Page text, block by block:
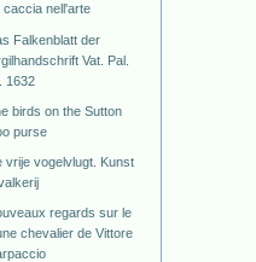
caccia nell'arte
Falkenblatt der
Vat. Pal.
1632
birds on the Sutton
purse
vrije vogelvlugt. Kunst
regards sur le
chevalier de Vittore